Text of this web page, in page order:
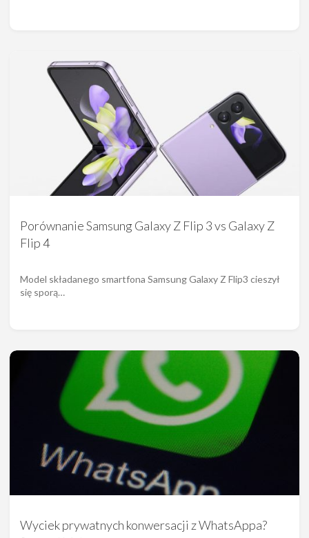
Porównanie Samsung Galaxy Z Flip 3 vs Galaxy Z
Flip 4
Model składanego smartfona Samsung Galaxy Z Flip3 cieszył
się sporą…
Wyciek prywatnych konwersacji z WhatsAppa?